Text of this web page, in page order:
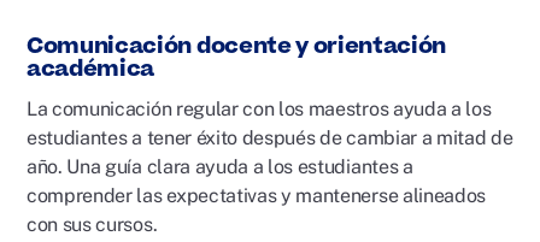
Comunicación docente y orientación
académica
La comunicación regular con los maestros ayuda a los
estudiantes a tener éxito después de cambiar a mitad de
año. Una guía clara ayuda a los estudiantes a
comprender las expectativas y mantenerse alineados
con sus cursos.